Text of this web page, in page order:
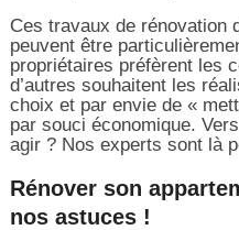
Ces travaux de rénovation
peuvent être
propriétaires préfèrent les
d’autres souhaitent les
choix et par envie de «
par souci économique.
agir ? Nos experts sont là
Rénover son
nos astuces !